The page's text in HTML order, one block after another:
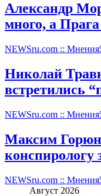
Александр
много, а
NEWSru.com :: Мнения
Николай
встретились
NEWSru.com :: Мнения
Максим
конспирологу
NEWSru.com :: Мнения
Август 2026